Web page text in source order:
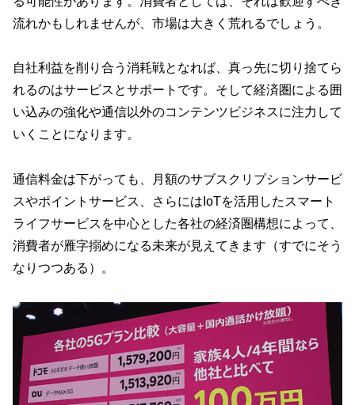
流れかもしれませんが、市場は大きく荒れるでしょう。
自社利益を削り合う消耗戦となれば、真っ先に切り捨てら
れるのはサービスとサポートです。そして経済圏による囲
い込みの強化や通信以外のコンテンツビジネスに注力して
いくことになります。
通信料金は下がっても、月額のサブスクリプションサービ
スやポイントサービス、さらにはIoTを活用したスマート
ライフサービスを中心とした各社の経済圏構想によって、
消費者が雁字搦めになる未来が見えてきます（すでにそう
なりつつある）。